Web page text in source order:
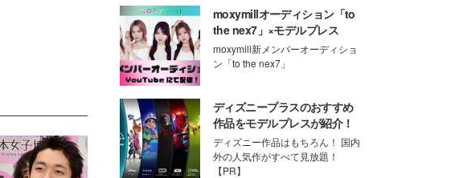
moxymillオーディション「to
the nex7」×モデルプレス
moxymill新メンバーオーディショ
ン「to the nex7」
ディズニープラスのおすすめ
作品をモデルプレスが紹介！
ディズニー作品はもちろん！ 国内
外の人気作がすべて見放題！
【PR】